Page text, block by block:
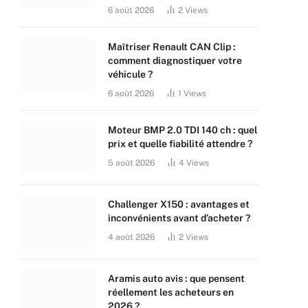
6 août 2026 2 Views
Maîtriser Renault CAN Clip :
comment diagnostiquer votre
véhicule ?
6 août 2026 1 Views
Moteur BMP 2.0 TDI 140 ch : quel
prix et quelle fiabilité attendre ?
5 août 2026 4 Views
Challenger X150 : avantages et
inconvénients avant d’acheter ?
4 août 2026 2 Views
Aramis auto avis : que pensent
réellement les acheteurs en